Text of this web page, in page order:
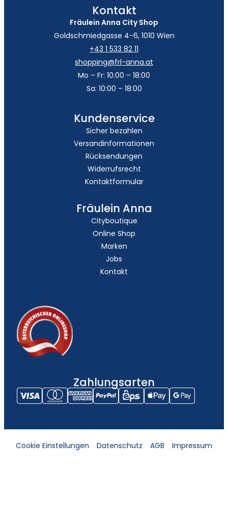
Kontakt
Fräulein Anna City Shop
Goldschmiedgasse 4-6, 1010 Wien
+43 1 533 82 11
shopping@frl-anna.at
Mo – Fr: 10:00 – 18:00
Sa: 10:00 – 18:00
Kundenservice
Sicher bezahlen
Versandinformationen
Rücksendungen
Widerrufsrecht
Kontaktformular
Fräulein Anna
Cityboutique
Online Shop
Marken
Jobs
Kontakt
Zahlungsarten
Cookie Einstellungen Datenschutz AGB Impressum